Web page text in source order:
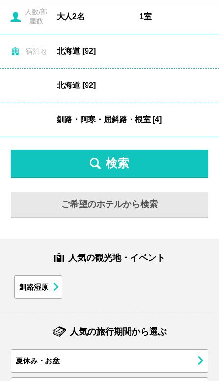
人数/部
屋数
宿泊地
検索
ご希望のホテルから検索
人気の観光地・イベント
釧路湿原
人気の旅行期間から選ぶ
夏休み・お盆